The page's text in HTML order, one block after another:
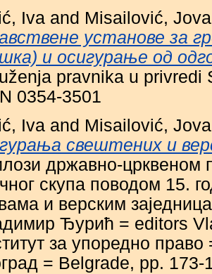
Iva and Misailović,
установе за
и осигурање од
pravnika u privredi
0354-3501
Iva and Misailović,
свештених и
државно-црквеном
скупа поводом 15.
и верским
Ђурић = editors
за упоредно
= Belgrade, pp.